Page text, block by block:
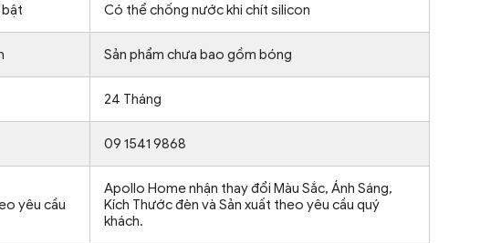
Có thể chống nước khi chít silicon
Sản phẩm chưa bao gồm bóng
24 Tháng
09 1541 9868
yêu cầu
Apollo Home nhận thay đổi Màu Sắc, Ánh Sáng,
Kích Thước đèn và Sản xuất theo yêu cầu quý
khách.